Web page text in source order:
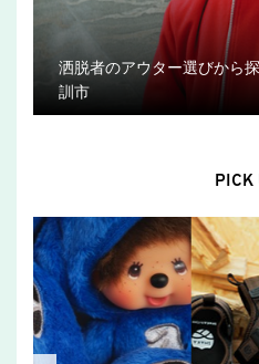
洒脱者のアウター選びから
訓市
PICK